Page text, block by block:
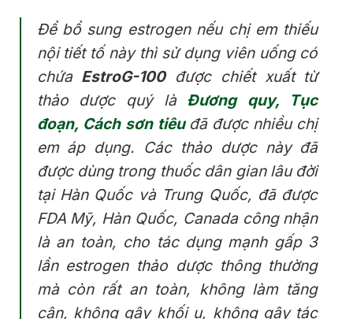
Để bổ sung estrogen nếu chị em thiếu
nội tiết tố này thì sử dụng viên uống có
chứa EstroG-100được chiết xuất từ
thảo dược quý là Đương quy, Tục
đoạn, Cách sơn tiêuđã được nhiều chị
em áp dụng. Các thảo dược này đã
được dùng trong thuốc dân gian lâu đời
tại Hàn Quốc và Trung Quốc, đã được
FDA Mỹ, Hàn Quốc, Canada công nhận
là an toàn, cho tác dụng mạnh gấp 3
lần estrogen thảo dược thông thường
mà còn rất an toàn, không làm tăng
cân, không gây khối u, không gây tác